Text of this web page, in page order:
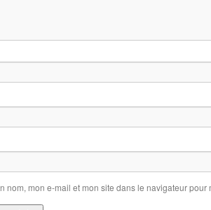
nom, mon e-mail et mon site dans le navigateur